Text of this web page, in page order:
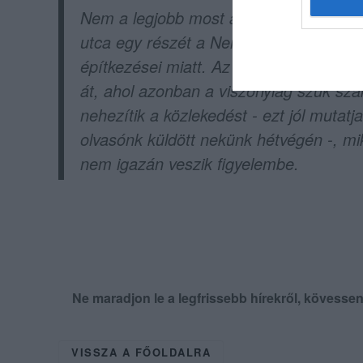
Nem a legjobb most arra közlekedni.
utca egy részét a Nemzeti Vízilabda
építkezései miatt. Az útlezárás miatt
át, ahol azonban a viszonylag szűk
nehezítik a közlekedést - ezt jól
olvasónk küldött nekünk hétvégén -,
nem igazán veszik figyelembe.
Ne maradjon le a legfrissebb hírekről,
VISSZA A FŐOLDALRA